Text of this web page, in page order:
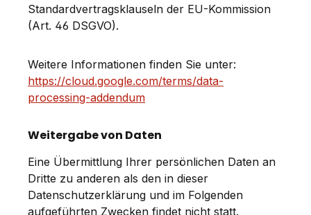
Standardvertragsklauseln der EU-Kommission
(Art. 46 DSGVO).
Weitere Informationen finden Sie unter:
https://cloud.google.com/terms/data-
processing-addendum
Weitergabe von Daten
Eine Übermittlung Ihrer persönlichen Daten an
Dritte zu anderen als den in dieser
Datenschutzerklärung und im Folgenden
aufgeführten Zwecken findet nicht statt.